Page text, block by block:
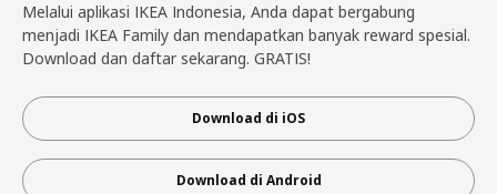
Melalui aplikasi IKEA Indonesia, Anda dapat bergabung
menjadi IKEA Family dan mendapatkan banyak reward spesial.
Download dan daftar sekarang. GRATIS!
Download di iOS
Download di Android